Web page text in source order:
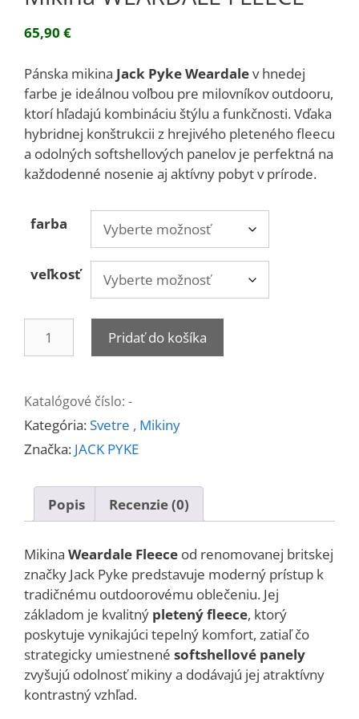
65,90 €
Pánska mikina Jack Pyke Weardalev hnedej
farbe je ideálnou voľbou pre milovníkov outdooru,
ktorí hľadajú kombináciu štýlu a funkčnosti. Vďaka
hybridnej konštrukcii z hrejivého pleteného fleecu
a odolných softshellových panelov je perfektná na
každodenné nosenie aj aktívny pobyt v prírode.
farba
veľkosť
Mikina
Pridať do košíka
Katalógové číslo: -
Kategória:Svetre , Mikiny
Značka: JACK PYKE
Popis Recenzie (0)
Mikina Weardale Fleece od renomovanej britskej
značky Jack Pyke predstavuje moderný prístup k
tradičnému outdoorovému oblečeniu. Jej
základom je kvalitný pletený fleece, ktorý
poskytuje vynikajúci tepelný komfort, zatiaľ čo
strategicky umiestnené softshellové panely
zvyšujú odolnosť mikiny a dodávajú jej atraktívny
kontrastný vzhľad.